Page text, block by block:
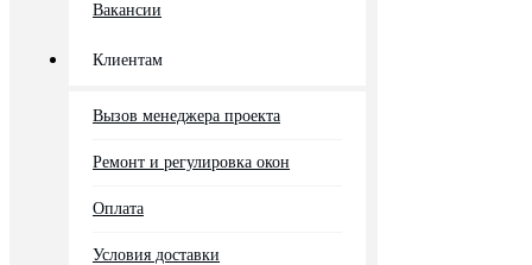
Вакансии
Клиентам
Вызов менеджера проекта
Ремонт и регулировка окон
Оплата
Условия доставки